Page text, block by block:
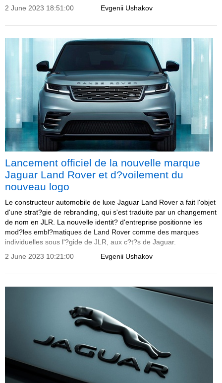
Evgenii Ushakov
2 June 2023 18:51:00
Lancement officiel de la nouvelle marque
Jaguar Land Rover et d?voilement du
nouveau logo
Le constructeur automobile de luxe Jaguar Land Rover a fait l'objet
d'une strat?gie de rebranding, qui s'est traduite par un changement
de nom en JLR. La nouvelle identit? d'entreprise positionne les
mod?les embl?matiques de Land Rover comme des marques
individuelles sous l'?gide de JLR, aux c?t?s de Jaguar.
Evgenii Ushakov
2 June 2023 10:21:00